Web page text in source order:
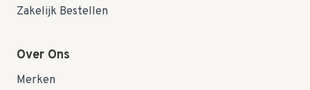
Zakelijk Bestellen
Over Ons
Merken